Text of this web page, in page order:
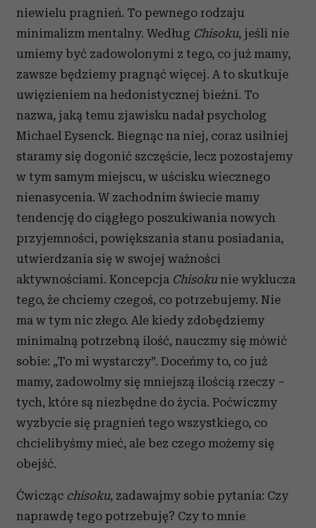
niewielu pragnień. To pewnego rodzaju
minimalizm mentalny. Według Chisoku, jeśli nie
umiemy być zadowolonymi z tego, co już mamy,
zawsze będziemy pragnąć więcej. A to skutkuje
uwięzieniem na hedonistycznej bieżni. To
nazwa, jaką temu zjawisku nadał psycholog
Michael Eysenck. Biegnąc na niej, coraz usilniej
staramy się dogonić szczęście, lecz pozostajemy
w tym samym miejscu, w uścisku wiecznego
nienasycenia. W zachodnim świecie mamy
tendencję do ciągłego poszukiwania nowych
przyjemności, powiększania stanu posiadania,
utwierdzania się w swojej ważności
aktywnościami. Koncepcja Chisokunie wyklucza
tego, że chciemy czegoś, co potrzebujemy. Nie
ma w tym nic złego. Ale kiedy zdobędziemy
minimalną potrzebną ilość, nauczmy się mówić
sobie: „To mi wystarczy”. Doceńmy to, co już
mamy, zadowolmy się mniejszą ilością rzeczy –
tych, które są niezbędne do życia. Poćwiczmy
wyzbycie się pragnień tego wszystkiego, co
chcielibyśmy mieć, ale bez czego możemy się
obejść.
Ćwicząc chisoku, zadawajmy sobie pytania: Czy
naprawdę tego potrzebuję? Czy to mnie